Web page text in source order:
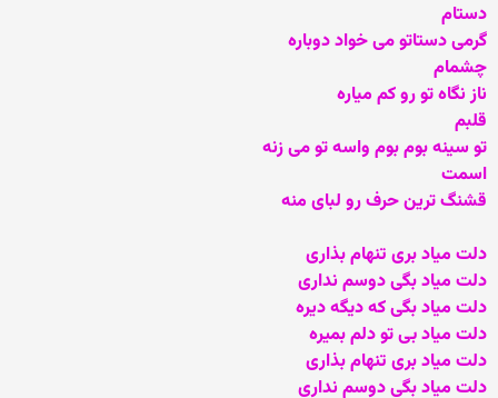
دستام
گرمی دستاتو می خواد دوباره
چشمام
ناز نگاه تو رو کم میاره
قلبم
تو سینه بوم بوم واسه تو می زنه
اسمت
قشنگ ترین حرف رو لبای منه
دلت میاد بری تنهام بذاری
دلت میاد بگی دوسم نداری
دلت میاد بگی که دیگه دیره
دلت میاد بی تو دلم بمیره
دلت میاد بری تنهام بذاری
دلت میاد بگی دوسم نداری